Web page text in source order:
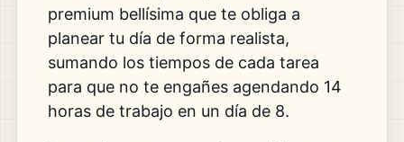
premium bellísima que te obliga a
planear tu día de forma realista,
sumando los tiempos de cada tarea
para que no te engañes agendando 14
horas de trabajo en un día de 8.